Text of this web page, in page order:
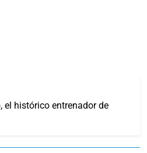
el histórico entrenador de